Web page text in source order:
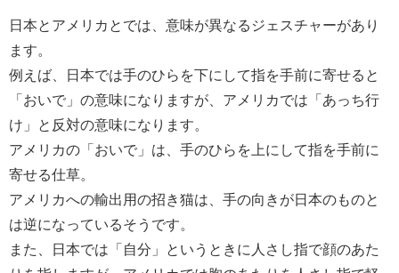
日本とアメリカとでは、意味が異なるジェスチャーがあり
ます。
例えば、日本では手のひらを下にして指を手前に寄せると
「おいで」の意味になりますが、アメリカでは「あっち行
け」と反対の意味になります。
アメリカの「おいで」は、手のひらを上にして指を手前に
寄せる仕草。
アメリカへの輸出用の招き猫は、手の向きが日本のものと
は逆になっているそうです。
また、日本では「自分」というときに人さし指で顔のあた